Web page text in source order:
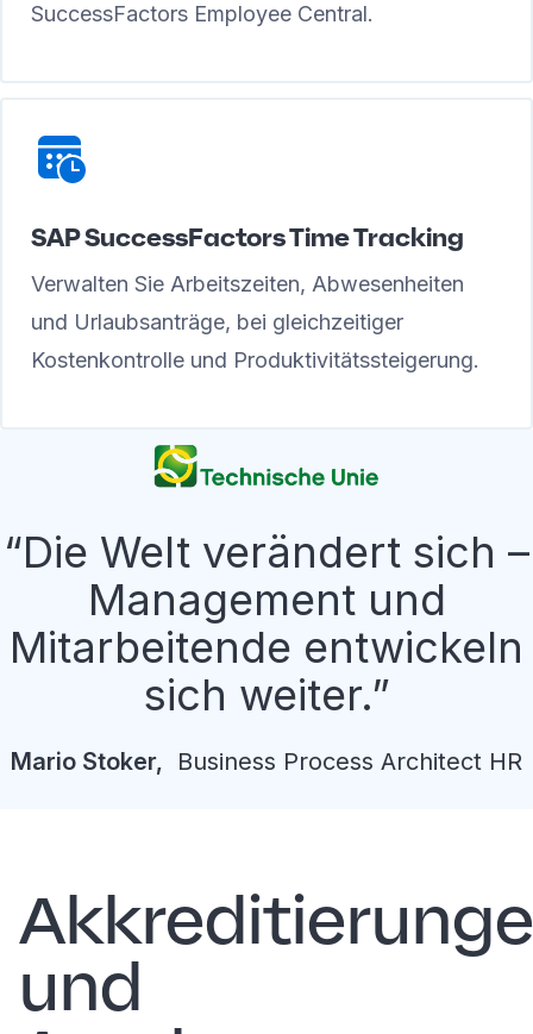
SuccessFactors Employee Central.
SAP SuccessFactors Time Tracking
Verwalten Sie Arbeitszeiten, Abwesenheiten
und Urlaubsanträge, bei gleichzeitiger
Kostenkontrolle und Produktivitätssteigerung.
Die Welt verändert sich –
Management und
Mitarbeitende entwickeln
sich weiter.
Mario Stoker, Business Process Architect HR
und